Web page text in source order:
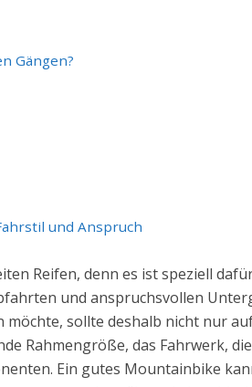
Gängen?
und Anspruch
Reifen, denn es ist speziell
und anspruchsvollen
sollte deshalb nicht nur
Rahmengröße, das Fahrwerk,
Ein gutes Mountainbike